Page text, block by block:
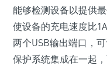
能够检测设备以提供
使设备的充电速度比
两个USB输出端口，
保护系统集成在一起